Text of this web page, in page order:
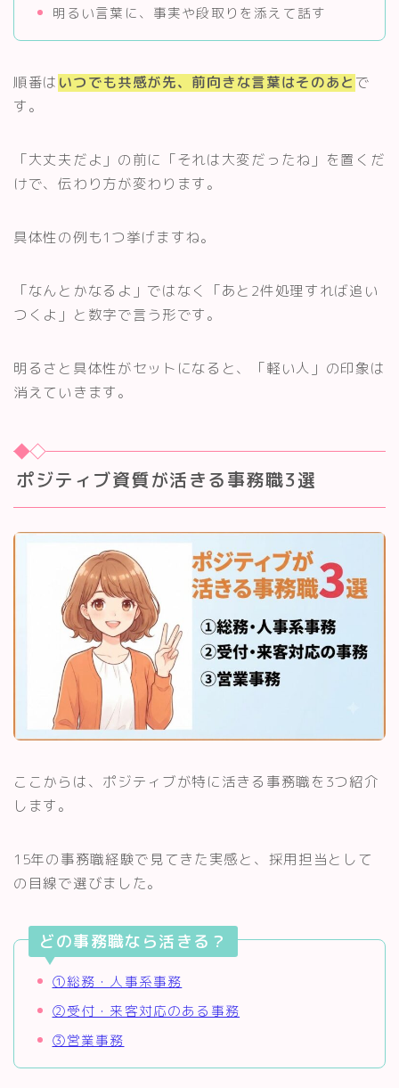
明るい言葉に、事実や段取りを添えて話す
順番は いつでも共感が先、前向きな言葉はそのあと で
す。
「大丈夫だよ」の前に「それは大変だったね」を置くだ
けで、伝わり方が変わります。
具体性の例も1つ挙げますね。
「なんとかなるよ」ではなく「あと2件処理すれば追い
つくよ」と数字で言う形です。
明るさと具体性がセットになると、「軽い人」の印象は
消えていきます。
ポジティブ資質が活きる事務職3選
ここからは、ポジティブが特に活きる事務職を3つ紹介
します。
15年の事務職経験で見てきた実感と、採用担当として
の目線で選びました。
どの事務職なら活きる？
①総務・人事系事務
②受付・来客対応のある事務
③営業事務